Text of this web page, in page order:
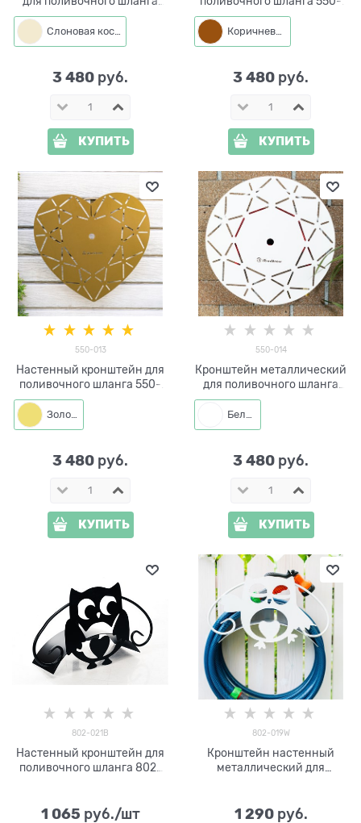
550-011
Слоновая кость
3 480 руб.
КУПИТЬ
012 металлический
Коричневый
3 480 руб.
КУПИТЬ
550-013
Настенный кронштейн для
поливочного шланга 550-
013
Золото
3 480 руб.
КУПИТЬ
550-014
Кронштейн металлический
для поливочного шланга
550-014
Белый
3 480 руб.
КУПИТЬ
802-021B
Настенный кронштейн для
поливочного шланга 802-
1 065 руб./шт
802-019W
Кронштейн настенный
металлический для
1 290 руб.